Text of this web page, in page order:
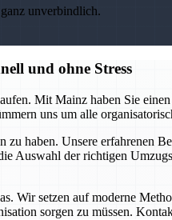
unverbindlich.
und ohne Stress
Mit Mainz haben Sie
uns um alle
haben. Unsere erfahrenen
Auswahl der richtigen
Wir setzen auf moderne
sorgen zu müssen.